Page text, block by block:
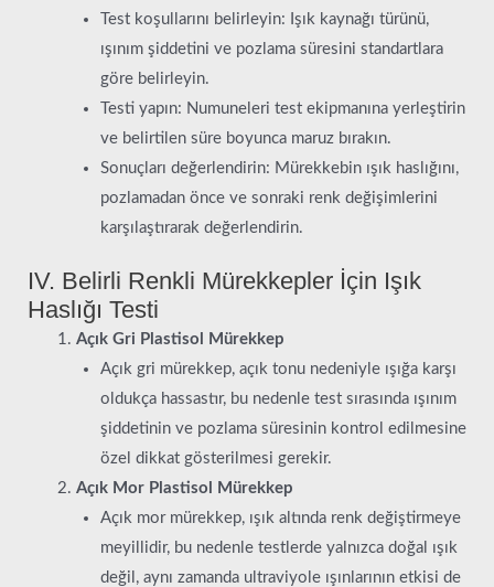
Test koşullarını belirleyin: Işık kaynağı türünü,
ışınım şiddetini ve pozlama süresini standartlara
göre belirleyin.
Testi yapın: Numuneleri test ekipmanına yerleştirin
ve belirtilen süre boyunca maruz bırakın.
Sonuçları değerlendirin: Mürekkebin ışık haslığını,
pozlamadan önce ve sonraki renk değişimlerini
karşılaştırarak değerlendirin.
IV. Belirli Renkli Mürekkepler İçin Işık
Haslığı Testi
Açık Gri Plastisol Mürekkep
Açık gri mürekkep, açık tonu nedeniyle ışığa karşı
oldukça hassastır, bu nedenle test sırasında ışınım
şiddetinin ve pozlama süresinin kontrol edilmesine
özel dikkat gösterilmesi gerekir.
Açık Mor Plastisol Mürekkep
Açık mor mürekkep, ışık altında renk değiştirmeye
meyillidir, bu nedenle testlerde yalnızca doğal ışık
değil, aynı zamanda ultraviyole ışınlarının etkisi de